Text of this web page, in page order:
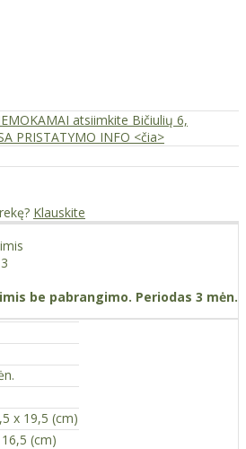
atsiimkite Bičiulių 6,
PRISTATYMO INFO <čia>
Klauskite
be pabrangimo. Periodas 3 mėn.
x 19,5 (cm)
(cm)